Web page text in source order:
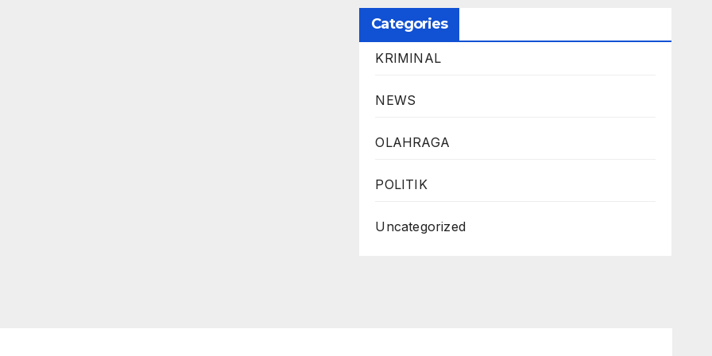
Categories
KRIMINAL
NEWS
OLAHRAGA
POLITIK
Uncategorized